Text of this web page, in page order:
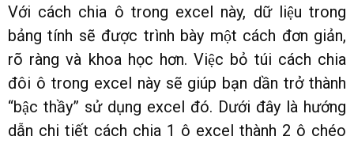
Với cách chia ô trong excel này, dữ liệu trong
bảng tính sẽ được trình bày một cách đơn giản,
rõ ràng và khoa học hơn. Việc bỏ túi cách chia
đôi ô trong excel này sẽ giúp bạn dần trở thành
“bậc thầy” sử dụng excel đó. Dưới đây là hướng
dẫn chi tiết cách chia 1 ô excel thành 2 ô chéo